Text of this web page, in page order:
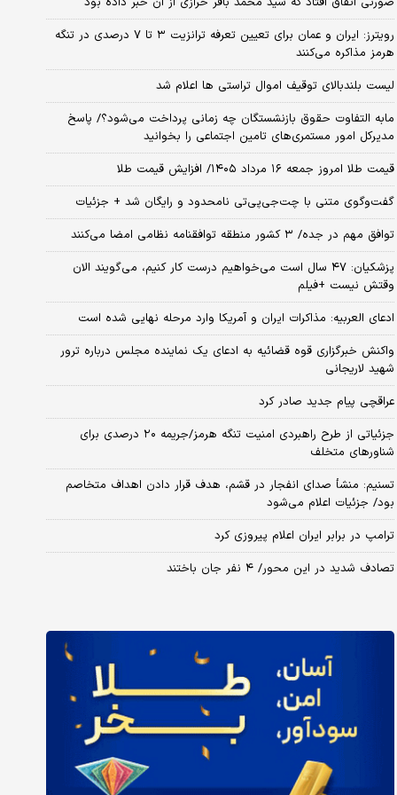
رویترز: ایران و عمان برای تعیین تعرفه ترانزیت ۳ تا ۷ درصدی در تنگه
هرمز مذاکره می‌کنند
لیست بلندبالای توقیف اموال تراستی ها اعلام شد
مابه التفاوت حقوق بازنشستگان چه زمانی پرداخت می‌شود؟/ پاسخ
مدیرکل امور مستمری‌های تامین اجتماعی را بخوانید
قیمت طلا امروز جمعه ۱۶ مرداد ۱۴۰۵/ افزایش قیمت طلا
گفت‌وگوی متنی با چت‌جی‌پی‌تی نامحدود و رایگان شد + جزئیات
توافق مهم در جده/ ۳ کشور منطقه توافقنامه نظامی امضا می‌کنند
پزشکیان: ۴۷ سال است می‌خواهیم درست کار کنیم، می‌گویند الان
وقتش نیست +فیلم
ادعای العربیه: مذاکرات ایران و آمریکا وارد مرحله نهایی شده است
واکنش خبرگزاری قوه قضائیه به ادعای یک نماینده مجلس درباره ترور
شهید لاریجانی
عراقچی پیام جدید صادر کرد
جزئیاتی از طرح راهبردی امنیت تنگه هرمز/جریمه ۲۰ درصدی برای
شناورهای متخلف
تسنیم: منشأ صدای انفجار در قشم، هدف قرار دادن اهداف متخاصم
بود/ جزئیات اعلام می‌شود
ترامپ در برابر ایران اعلام پیروزی کرد
تصادف شدید در این محور/ ۴ نفر جان باختند